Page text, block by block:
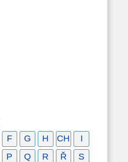
F G H CH
I
P Q R Ř
S